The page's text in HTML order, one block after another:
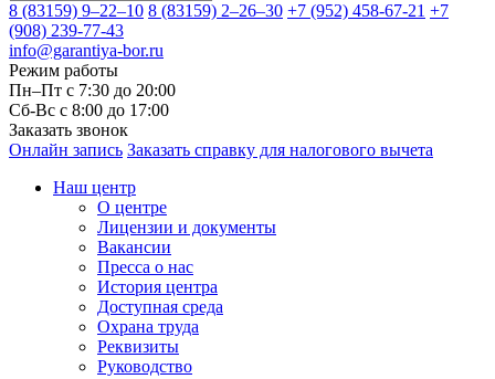
8 (83159) 9–22–10 8 (83159) 2–26–30 +7 (952) 458-67-21 +7
(908) 239-77-43
info@garantiya-bor.ru
Режим работы
Пн–Пт с 7:30 до 20:00
Cб-Вс с 8:00 до 17:00
Заказать звонок
Онлайн запись Заказать справку для налогового вычета
Наш центр
О центре
Лицензии и документы
Вакансии
Пресса о нас
История центра
Доступная среда
Охрана труда
Реквизиты
Руководство